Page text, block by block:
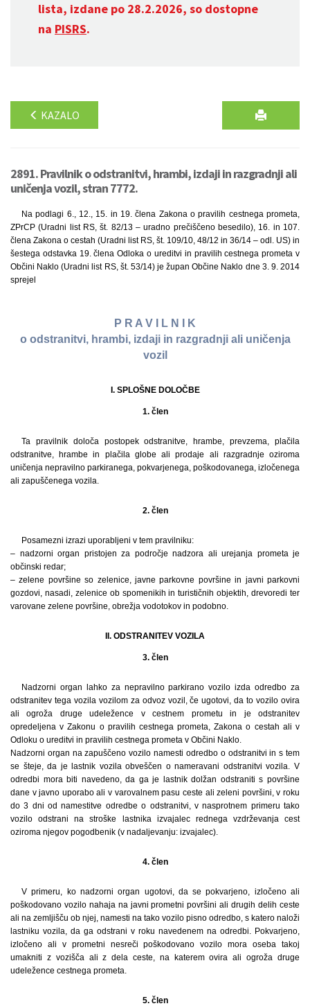
lista, izdane po 28.2.2026, so dostopne
na PISRS.
KAZALO
2891. Pravilnik o odstranitvi, hrambi, izdaji in razgradnji ali
uničenja vozil, stran 7772.
Na podlagi 6., 12., 15. in 19. člena Zakona o pravilih cestnega prometa,
ZPrCP (Uradni list RS, št. 82/13 – uradno prečiščeno besedilo), 16. in 107.
člena Zakona o cestah (Uradni list RS, št. 109/10, 48/12 in 36/14 – odl. US) in
šestega odstavka 19. člena Odloka o ureditvi in pravilih cestnega prometa v
Občini Naklo (Uradni list RS, št. 53/14) je župan Občine Naklo dne 3. 9. 2014
sprejel
P R A V I L N I K
o odstranitvi, hrambi, izdaji in razgradnji ali uničenja
vozil
I. SPLOŠNE DOLOČBE
1. člen
Ta pravilnik določa postopek odstranitve, hrambe, prevzema, plačila
odstranitve, hrambe in plačila globe ali prodaje ali razgradnje oziroma
uničenja nepravilno parkiranega, pokvarjenega, poškodovanega, izločenega
ali zapuščenega vozila.
2. člen
Posamezni izrazi uporabljeni v tem pravilniku:
– nadzorni organ pristojen za področje nadzora ali urejanja prometa je
občinski redar;
– zelene površine so zelenice, javne parkovne površine in javni parkovni
gozdovi, nasadi, zelenice ob spomenikih in turističnih objektih, drevoredi ter
varovane zelene površine, obrežja vodotokov in podobno.
II. ODSTRANITEV VOZILA
3. člen
Nadzorni organ lahko za nepravilno parkirano vozilo izda odredbo za
odstranitev tega vozila vozilom za odvoz vozil, če ugotovi, da to vozilo ovira
ali ogroža druge udeležence v cestnem prometu in je odstranitev
opredeljena v Zakonu o pravilih cestnega prometa, Zakona o cestah ali v
Odloku o ureditvi in pravilih cestnega prometa v Občini Naklo.
Nadzorni organ na zapuščeno vozilo namesti odredbo o odstranitvi in s tem
se šteje, da je lastnik vozila obveščen o nameravani odstranitvi vozila. V
odredbi mora biti navedeno, da ga je lastnik dolžan odstraniti s površine
dane v javno uporabo ali v varovalnem pasu ceste ali zeleni površini, v roku
do 3 dni od namestitve odredbe o odstranitvi, v nasprotnem primeru tako
vozilo odstrani na stroške lastnika izvajalec rednega vzdrževanja cest
oziroma njegov pogodbenik (v nadaljevanju: izvajalec).
4. člen
V primeru, ko nadzorni organ ugotovi, da se pokvarjeno, izločeno ali
poškodovano vozilo nahaja na javni prometni površini ali drugih delih ceste
ali na zemljišču ob njej, namesti na tako vozilo pisno odredbo, s katero naloži
lastniku vozila, da ga odstrani v roku navedenem na odredbi. Pokvarjeno,
izločeno ali v prometni nesreči poškodovano vozilo mora oseba takoj
umakniti z vozišča ali z dela ceste, na katerem ovira ali ogroža druge
udeležence cestnega prometa.
5. člen